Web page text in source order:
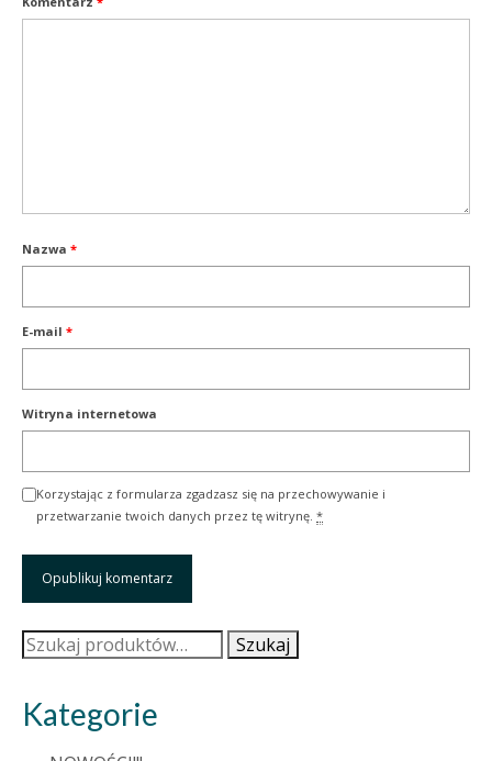
Nazwa *
E-mail *
Witryna internetowa
Korzystając z formularza zgadzasz się na przechowywanie i
przetwarzanie twoich danych przez tę witrynę. *
Szukaj: Szukaj
Kategorie